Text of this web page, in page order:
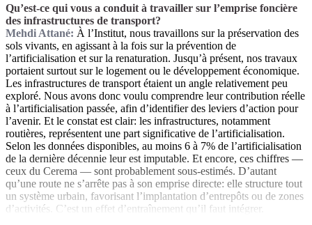
Qu’est-ce qui vous a conduit à travailler sur l’emprise foncière
des infrastructures de transport?
Mehdi Attané: À l’Institut, nous travaillons sur la préservation des
sols vivants, en agissant à la fois sur la prévention de
l’artificialisation et sur la renaturation. Jusqu’à présent, nos travaux
portaient surtout sur le logement ou le développement économique.
Les infrastructures de transport étaient un angle relativement peu
exploré. Nous avons donc voulu comprendre leur contribution réelle
à l’artificialisation passée, afin d’identifier des leviers d’action pour
l’avenir. Et le constat est clair: les infrastructures, notamment
routières, représentent une part significative de l’artificialisation.
Selon les données disponibles, au moins 6 à 7% de l’artificialisation
de la dernière décennie leur est imputable. Et encore, ces chiffres —
ceux du Cerema — sont probablement sous-estimés. D’autant
qu’une route ne s’arrête pas à son emprise directe: elle structure tout
un système urbain, favorisant l’implantation d’entrepôts ou de zones
d’activités. C’est un effet d’entraînement qu’il faut intégrer.